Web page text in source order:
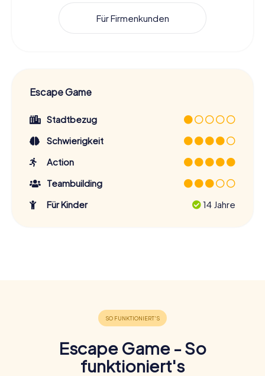
Für Firmenkunden
Escape Game
Stadtbezug
Schwierigkeit
Action
Teambuilding
Für Kinder
14 Jahre
Escape Game - So
funktioniert's